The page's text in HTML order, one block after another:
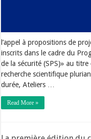
l’appel à propositions de
inscrits dans le cadre du
de la sécurité (SPS)» au titre
recherche scientifique
durée, Ateliers …
Read More »